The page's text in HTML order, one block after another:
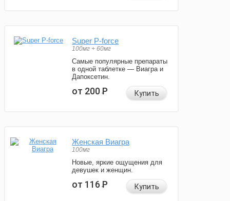
Super P-force
100мг + 60мг
Самые популярные препараты
в одной таблетке — Виагра и
Дапоксетин.
от 200Р Купить
Женская Виагра
100мг
Новые, яркие ощущения для
девушек и женщин.
от 116Р Купить